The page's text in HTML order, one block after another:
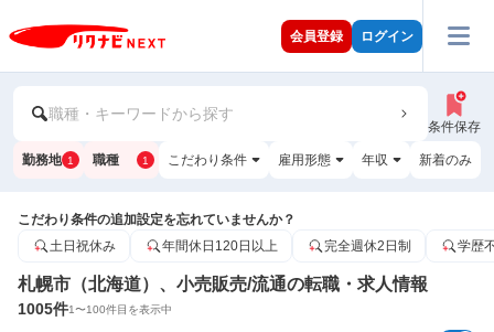
会員登録 ログイン
職種・キーワードから探す
条件保存
勤務地 1 職種 1 こだわり条件 雇用形態 年収 新着のみ
こだわり条件の追加設定を忘れていませんか？
土日祝休み
年間休日120日以上 完全週休2日制 学歴
札幌市（北海道）、小売販売/流通の転職・求人情報
1005件1〜100件目を表示中